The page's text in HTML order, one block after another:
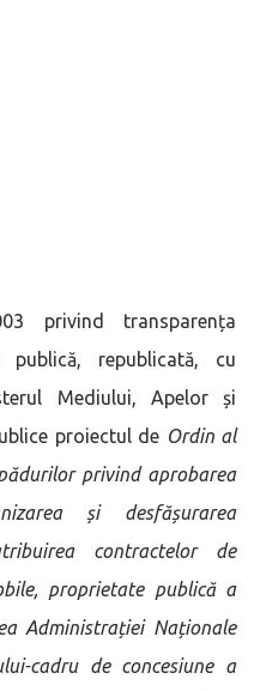
privind transparența
republicată, cu
Mediului, Apelor și
proiectul de Ordin al
privind aprobarea
și desfășurarea
contractelor de
proprietate publică a
Administrației Naționale
cadru de concesiune a